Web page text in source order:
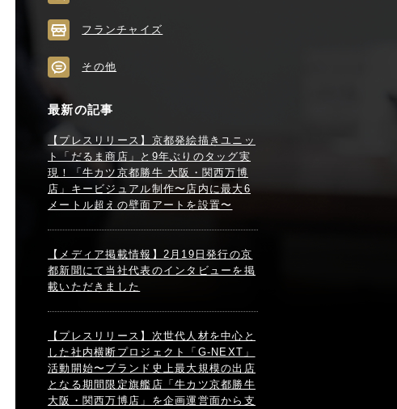
フランチャイズ
その他
最新の記事
【プレスリリース】京都発絵描きユニッ
ト「だるま商店」と9年ぶりのタッグ実
現！「牛カツ京都勝牛 大阪・関西万博
店」キービジュアル制作〜店内に最大6
メートル超えの壁面アートを設置〜
【メディア掲載情報】2月19日発行の京
都新聞にて当社代表のインタビューを掲
載いただきました
【プレスリリース】次世代人材を中心と
した社内横断プロジェクト「G-NEXT」
活動開始〜ブランド史上最大規模の出店
となる期間限定旗艦店「牛カツ京都勝牛
大阪・関西万博店」を企画運営面から支